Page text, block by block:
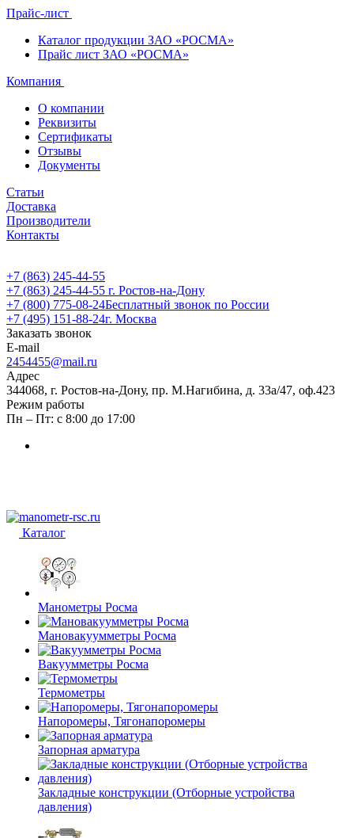
Прайс-лист
Каталог продукции ЗАО «РОСМА»
Прайс лист ЗАО «РОСМА»
Компания
О компании
Реквизиты
Сертификаты
Отзывы
Документы
Статьи
Доставка
Производители
Контакты
+7 (863) 245-44-55
+7 (863) 245-44-55 г. Ростов-на-Дону
+7 (800) 775-08-24Бесплатный звонок по России
+7 (495) 151-88-24г. Москва
Заказать звонок
E-mail
2454455@mail.ru
Адрес
344068, г. Ростов-на-Дону, пр. М.Нагибина, д. 33а/47, оф.423
Режим работы
Пн – Пт: с 8:00 до 17:00
Каталог
Манометры Росма
Мановакуумметры Росма
Вакуумметры Росма
Термометры
Напоромеры, Тягонапоромеры
Запорная арматура
Закладные конструкции (Отборные устройства
давления)